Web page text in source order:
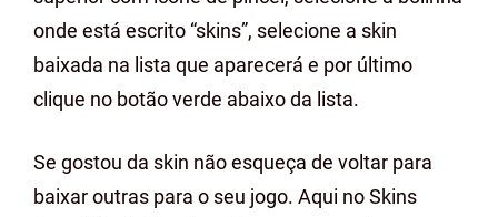
onde está escrito “skins”, selecione a skin
baixada na lista que aparecerá e por último
clique no botão verde abaixo da lista.
Se gostou da skin não esqueça de voltar para
baixar outras para o seu jogo. Aqui no Skins